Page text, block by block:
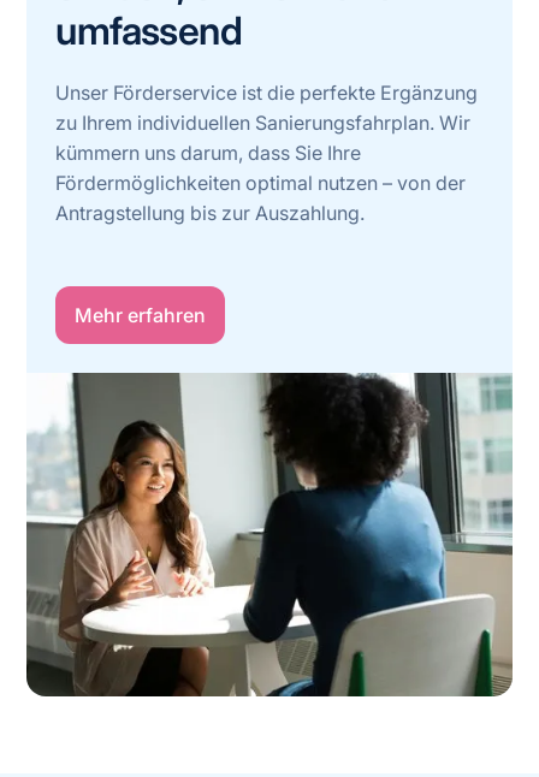
umfassend
Unser Förderservice ist die perfekte Ergänzung
zu Ihrem individuellen Sanierungsfahrplan. Wir
kümmern uns darum, dass Sie Ihre
Fördermöglichkeiten optimal nutzen – von der
Antragstellung bis zur Auszahlung.
Mehr erfahren